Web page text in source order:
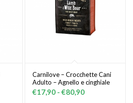
Carnilove – Crocchette Cani
Adulto – Agnello e cinghiale
€17,90 - €80,90Fascia